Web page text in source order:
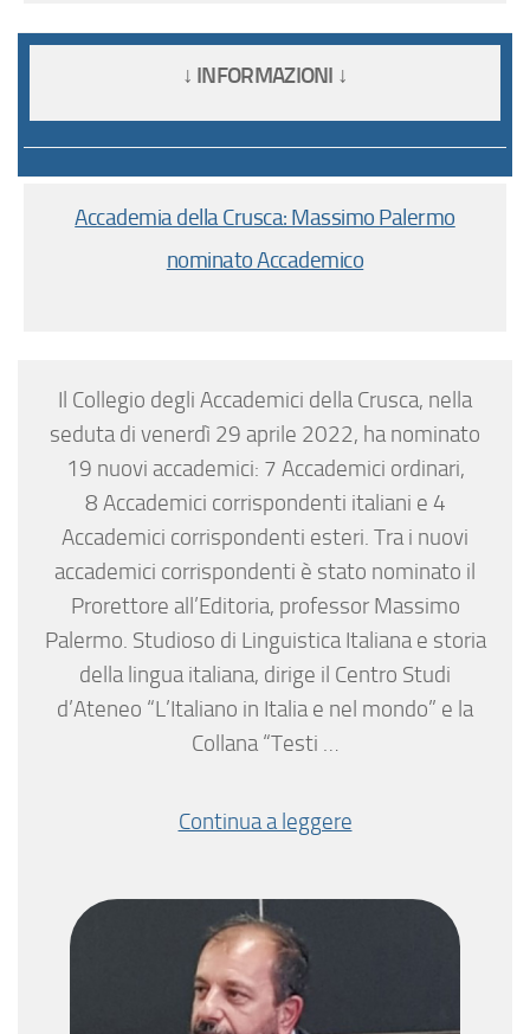
↓ INFORMAZIONI ↓
Accademia della Crusca: Massimo Palermo
nominato Accademico
Il Collegio degli Accademici della Crusca, nella
seduta di venerdì 29 aprile 2022, ha nominato
19 nuovi accademici: 7 Accademici ordinari,
8 Accademici corrispondenti italiani e 4
Accademici corrispondenti esteri. Tra i nuovi
accademici corrispondenti è stato nominato il
Prorettore all’Editoria, professor Massimo
Palermo. Studioso di Linguistica Italiana e storia
della lingua italiana, dirige il Centro Studi
d’Ateneo “L’Italiano in Italia e nel mondo” e la
Collana “Testi …
Continua a leggere